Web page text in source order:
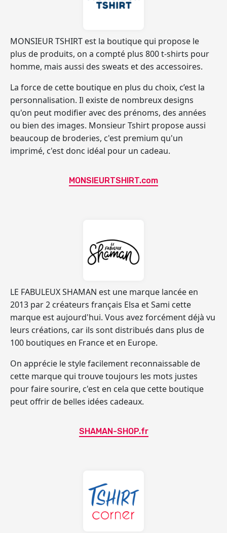
MONSIEUR TSHIRT est la boutique qui propose le
plus de produits, on a compté plus 800 t-shirts pour
homme, mais aussi des sweats et des accessoires.
La force de cette boutique en plus du choix, c’est la
personnalisation. Il existe de nombreux designs
qu'on peut modifier avec des prénoms, des années
ou bien des images. Monsieur Tshirt propose aussi
beaucoup de broderies, c'est premium qu'un
imprimé, c'est donc idéal pour un cadeau.
MONSIEURTSHIRT.com
LE FABULEUX SHAMAN est une marque lancée en
2013 par 2 créateurs français Elsa et Sami cette
marque est aujourd'hui. Vous avez forcément déjà vu
leurs créations, car ils sontdistribués dans plus de
100 boutiques en France et en Europe.
On apprécie le style facilement reconnaissable de
cette marque qui trouve toujours les mots justes
pour faire sourire, c'est en cela que cette boutique
peut offrir de belles idées cadeaux.
SHAMAN-SHOP.fr